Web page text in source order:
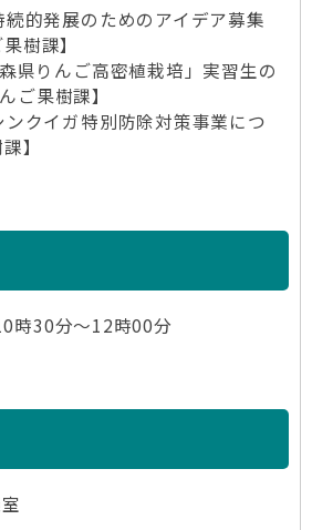
的発展のためのアイデア募集
樹課】
県りんご高密植栽培」実習生の
ご果樹課】
クイガ特別防除対策事業につ
】
時30分～12時00分